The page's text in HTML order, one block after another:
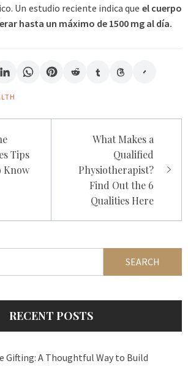
Un estudio reciente indica que el cuerpo
hasta un máximo de 1500 mg al día.
Tips
Know
What Makes a
Qualified
Physiotherapist?
Find Out the 6
Qualities Here
RECENT POSTS
Gifting: A Thoughtful Way to Build